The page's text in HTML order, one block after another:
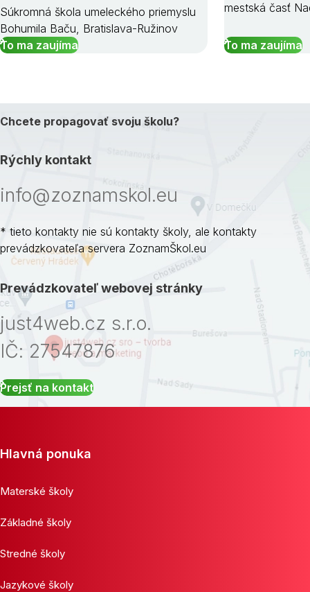
Súkromná škola umeleckého priemyslu
Bohumila Baču, Bratislava-Ružinov
To ma zaujíma
mestská časť
To ma zaujíma
Chcete propagovať svoju školu?
Rýchly kontakt
info@zoznamskol.eu
* tieto kontakty nie sú kontakty školy, ale kontakty
prevádzkovateľa servera ZoznamŠkol.eu
Prevádzkovateľ webovej stránky
just4web.cz s.r.o.
IČ: 27547876
Prejsť na kontakt
Hlavná ponuka
Materské školy
Základné školy
Stredné školy
Jazykové školy